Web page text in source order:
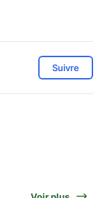
Suivre